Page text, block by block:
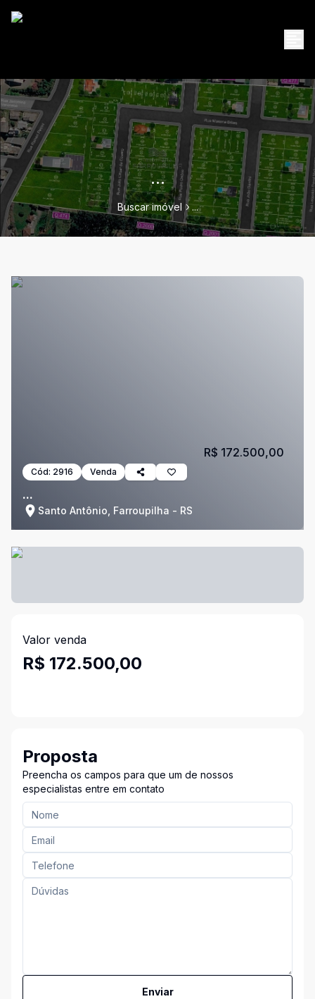
...
Buscar imóvel ...
Cód: 2916 Venda
...
Santo Antônio, Farroupilha - RS
R$ 172.500,00
Valor venda
R$ 172.500,00
Proposta
Preencha os campos para que um de nossos
especialistas entre em contato
Enviar